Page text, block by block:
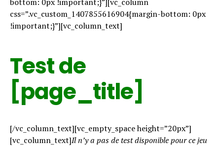
css=”.vc_custom_1407855616904{margin-bottom: 0px
!important;}”][vc_column_text]
Test de
[page_title]
[/vc_column_text][vc_empty_space height=”20px”]
[vc_column_text]Il n’y a pas de test disponible pour ce jeu